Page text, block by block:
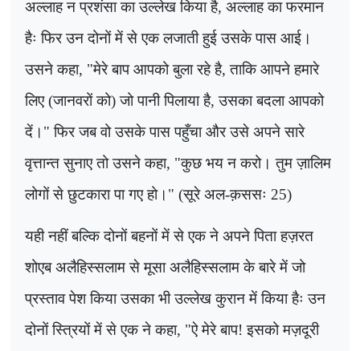
अल्लाह न प्रशंसा का उल्लेख किया है, अल्लाह का फरमान
हैः फिर उन दोनों में से एक लजाती हुई उसके पास आई।
उसने कहा, "मेरे बाप आपको बुला रहे है,ताकि आपने हमारे
लिए (जानवरों को) जो पानी पिलाया है,उसका बदला आपको
दें।" फिर जब वो उसके पास पहुँचा और उसे अपने सारे
वृत्तान्त सुनाए तो उसने कहा, "कुछ भय न करो। तुम ज़ालिम
लोगों से छुटकारा पा गए हो।" (सूरे अल-क़ससः 25)
यही नहीं बल्कि दोनों बहनों में से एक ने अपने पिता हज़रत
शोएब अलैहिस्सलाम से मूसा अलैहिस्सलाम के बारे में जो
प्रस्ताव पेश किया उसका भी उल्लेख कुरान में किया हैः उन
दोनों स्त्रियों में से एक ने कहा, "ऐ मेरे बाप! इसको मज़दूरी